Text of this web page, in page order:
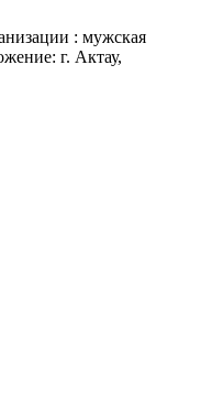
: мужская
г. Актау,